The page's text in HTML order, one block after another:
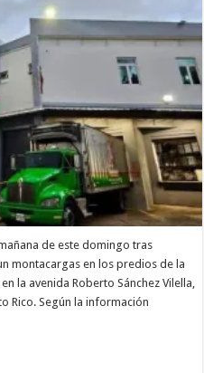
de este domingo tras
montacargas en los predios de la
la avenida Roberto Sánchez Vilella,
Rico. Según la información